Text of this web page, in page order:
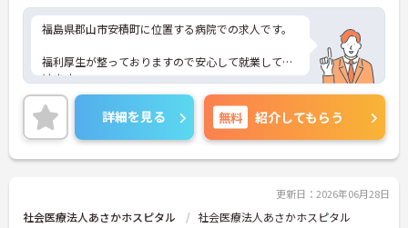
福島県郡山市安積町に位置する病院での求人です。
福利厚生が整っておりますので安心して就業して頂
けます。
ご興味のある方はお気軽にお問い合わせ下さい。
詳細を見る 無料 紹介してもらう
更新日：2026年06月28日
社会医療法人あさかホスピタル 社会医療法人あさかホスピタル